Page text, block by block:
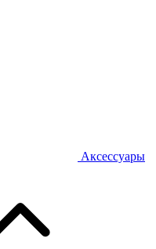
Аксессуары